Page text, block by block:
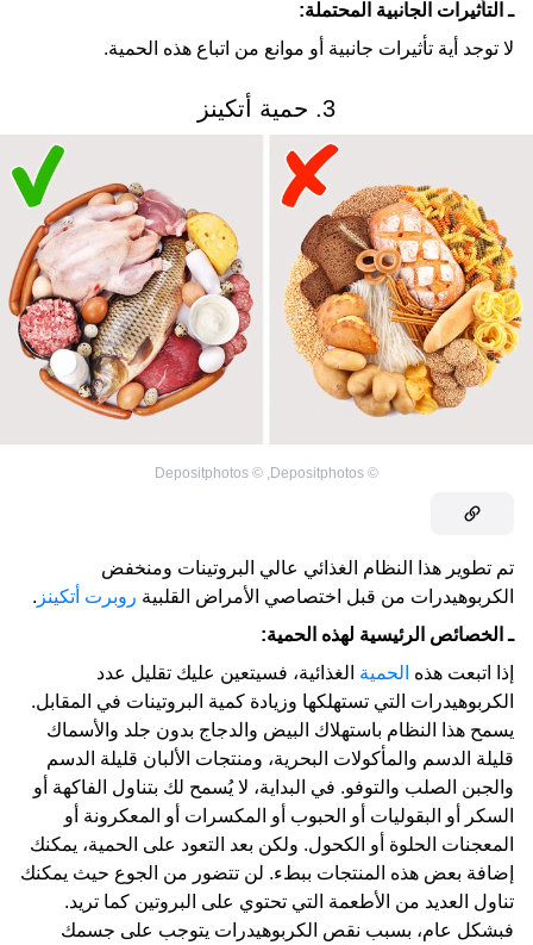
ـ التأثيرات الجانبية المحتملة:
لا توجد أية تأثيرات جانبية أو موانع من اتباع هذه الحمية.
3. حمية أتكينز
©
Depositphotos
,
©
Depositphotos
تم تطوير هذا النظام الغذائي عالي البروتينات ومنخفض
الكربوهيدرات من قبل اختصاصي الأمراض القلبية روبرت أتكينز .
ـ الخصائص الرئيسية لهذه الحمية:
إذا اتبعت هذه الحمية الغذائية، فسيتعين عليك تقليل عدد
الكربوهيدرات التي تستهلكها وزيادة كمية البروتينات في المقابل.
يسمح هذا النظام باستهلاك البيض والدجاج بدون جلد والأسماك
قليلة الدسم والمأكولات البحرية، ومنتجات الألبان قليلة الدسم
والجبن الصلب والتوفو. في البداية، لا يُسمح لك بتناول الفاكهة أو
السكر أو البقوليات أو الحبوب أو المكسرات أو المعكرونة أو
المعجنات الحلوة أو الكحول. ولكن بعد التعود على الحمية، يمكنك
إضافة بعض هذه المنتجات ببطء. لن تتضور من الجوع حيث يمكنك
تناول العديد من الأطعمة التي تحتوي على البروتين كما تريد.
فبشكل عام، بسبب نقص الكربوهيدرات يتوجب على جسمك